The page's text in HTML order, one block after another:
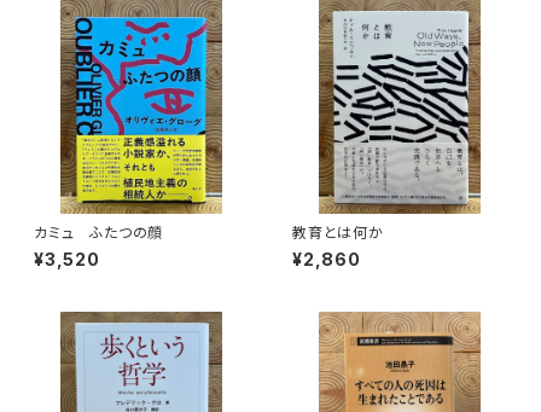
カミュ ふたつの顔
¥3,520
教育とは何か
¥2,860